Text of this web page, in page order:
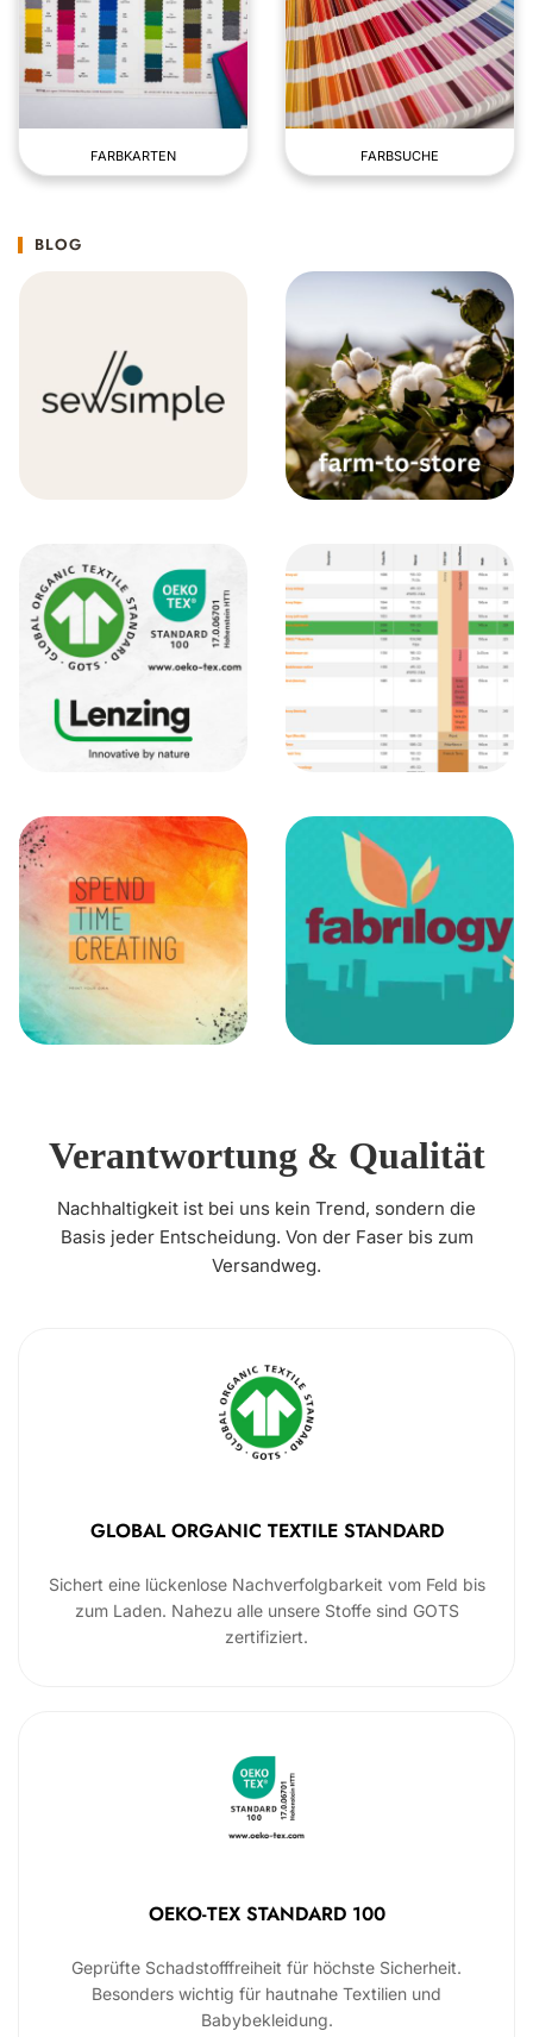
FARBKARTEN FARBSUCHE
BLOG
Verantwortung & Qualität
Nachhaltigkeit ist bei uns kein Trend, sondern die
Basis jeder Entscheidung. Von der Faser bis zum
Versandweg.
GLOBAL ORGANIC TEXTILE STANDARD
Sichert eine lückenlose Nachverfolgbarkeit vom Feld bis
zum Laden. Nahezu alle unsere Stoffe sind GOTS
zertifiziert.
OEKO-TEX STANDARD 100
Geprüfte Schadstofffreiheit für höchste Sicherheit.
Besonders wichtig für hautnahe Textilien und
Babybekleidung.